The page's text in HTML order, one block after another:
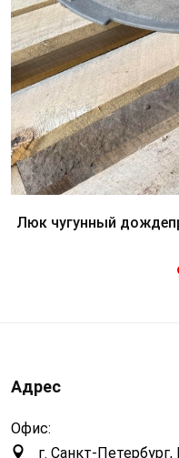
Люк чугунный
Адрес
Офис:
г. Санкт-